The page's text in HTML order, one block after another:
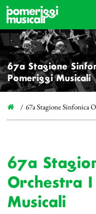
67a Stagione
Pomeriggi Musicali
67a Stagione Sinfonica
67a
Orchestra
Musicali